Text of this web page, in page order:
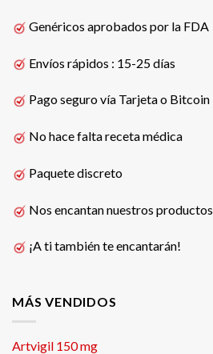
Genéricos aprobados por la FDA
Envíos rápidos : 15-25 días
Pago seguro vía Tarjeta o Bitcoin
No hace falta receta médica
Paquete discreto
Nos encantan nuestros productos
¡A ti también te encantarán!
MÁS VENDIDOS
Artvigil 150 mg